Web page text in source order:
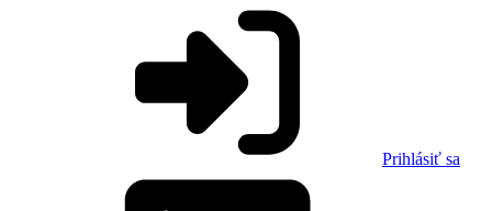
Prihlásiť sa